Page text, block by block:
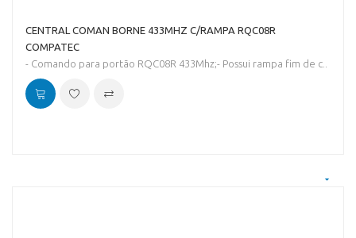
CENTRAL COMAN BORNE 433MHZ C/RAMPA RQC08R
COMPATEC
- Comando para portão RQC08R 433Mhz;- Possui rampa fim de c..